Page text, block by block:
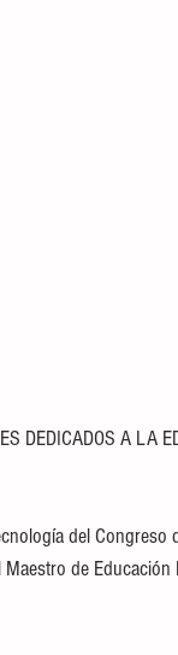
DEDICADOS A LA
del
de